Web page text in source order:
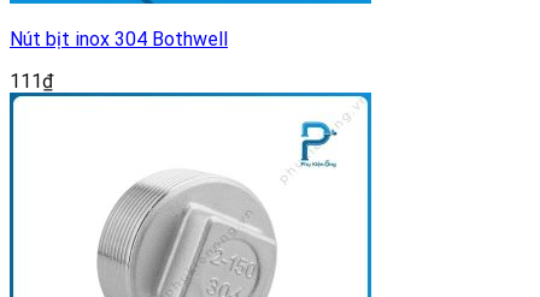
Nút bịt inox 304 Bothwell
111₫